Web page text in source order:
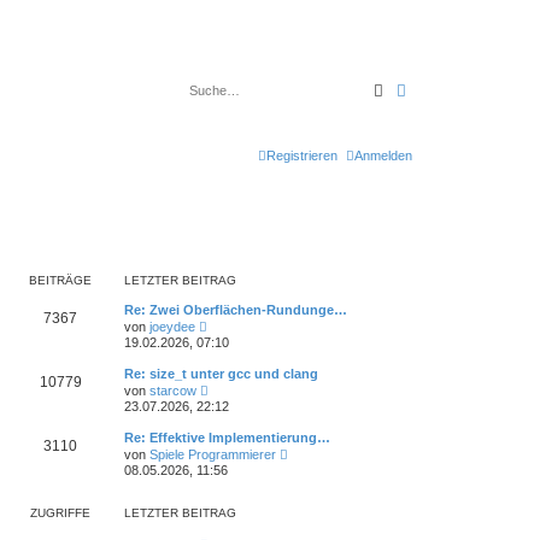
Suche
Anmelden
Registrieren
BEITRÄGE LETZTER BEITRAG
7367
Re: Zwei Oberflächen-Rundunge…
von joeydee
e
u
s
t
e
B
e
i
a
19.02.2026, 07:10
10779
Re: size_t unter gcc und clang
von starcow
e
u
e
s
t
e
e
23.07.2026, 22:12
3110
Re: Effektive Implementierung…
von Spiele Programmierer
08.05.2026, 11:56
ZUGRIFFE LETZTER BEITRAG